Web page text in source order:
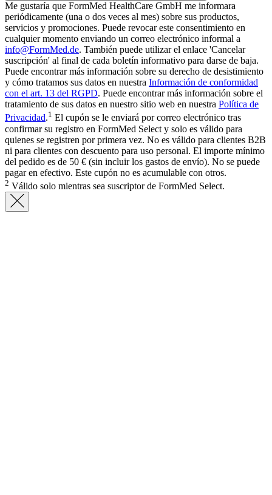
Me gustaría que FormMed HealthCare GmbH me informara
periódicamente (una o dos veces al mes) sobre sus productos,
servicios y promociones. Puede revocar este consentimiento en
cualquier momento enviando un correo electrónico informal a
info@FormMed.de. También puede utilizar el enlace 'Cancelar
suscripción' al final de cada boletín informativo para darse de baja.
Puede encontrar más información sobre su derecho de desistimiento
y cómo tratamos sus datos en nuestra Información de conformidad
con el art. 13 del RGPD. Puede encontrar más información sobre el
tratamiento de sus datos en nuestro sitio web en nuestra Política de
Privacidad.1 El cupón se le enviará por correo electrónico tras
confirmar su registro en FormMed Select y solo es válido para
quienes se registren por primera vez. No es válido para clientes B2B
ni para clientes con descuento para uso personal. El importe mínimo
del pedido es de 50 € (sin incluir los gastos de envío). No se puede
pagar en efectivo. Este cupón no es acumulable con otros.
2 Válido solo mientras sea suscriptor de FormMed Select.